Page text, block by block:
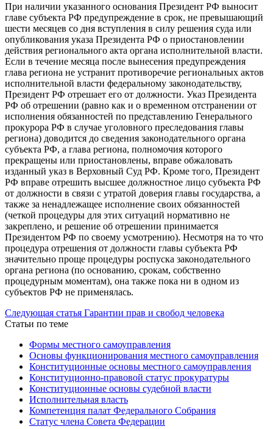
При наличии указанного основания Президент РФ выносит
главе субъекта РФ предупреждение в срок, не превышающий
шести месяцев со дня вступления в силу решения суда или
опубликования указа Президента РФ о приостановлении
действия регионального акта органа исполнительной власти.
Если в течение месяца после вынесения предупреждения
глава региона не устранит противоречие региональных актов
исполнительной власти федеральному законодательству,
Президент РФ отрешает его от должности. Указ Президента
РФ об отрешении (равно как и о временном отстранении от
исполнения обязанностей по представлению Генерального
прокурора РФ в случае уголовного преследования главы
региона) доводится до сведения законодательного органа
субъекта РФ, а глава региона, полномочия которого
прекращены или приостановлены, вправе обжаловать
изданный указ в Верховный Суд РФ. Кроме того, Президент
РФ вправе отрешить высшее должностное лицо субъекта РФ
от должности в связи с утратой доверия главы государства, а
также за ненадлежащее исполнение своих обязанностей
(четкой процедуры для этих ситуаций нормативно не
закреплено, и решение об отрешении принимается
Президентом РФ по своему усмотрению). Несмотря на то что
процедура отрешения от должности главы субъекта РФ
значительно проще процедуры роспуска законодательного
органа региона (по основанию, срокам, собственно
процедурным моментам), она также пока ни в одном из
субъектов РФ не применялась.
Следующая статья Гарантии прав и свобод человека
Статьи по теме
Формы местного самоуправления
Основы функционирования местного самоуправления
Конституционные основы местного самоуправления
Конституционно-правовой статус прокуратуры
Конституционные основы судебной власти
Исполнительная власть
Компетенция палат Федерального Собрания
Статус члена Совета Федерации